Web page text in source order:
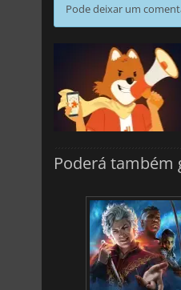
Pode deixar um
Poderá também